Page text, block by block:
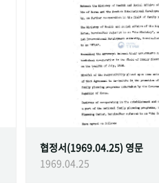
협정서(1969.04.25) 영문
1969.04.25